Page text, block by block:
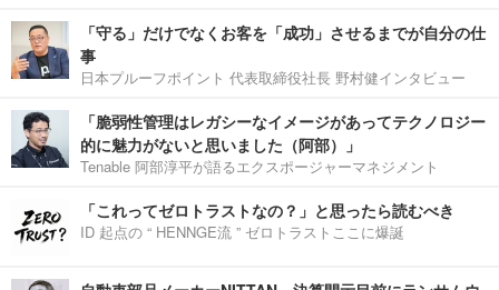
「守る」だけでなくお客を「成功」させるまでが自分の仕
事
日本プルーフポイント 代表取締役社長 野村健インタビュー
「脆弱性管理はレガシーなイメージがあってテクノロジー
的に魅力がないと思いました（阿部）」
Tenable 阿部淳平が語るエクスポージャーマネジメント
「これってゼロトラストなの？」と思ったら読むべき
ID 起点の “ HENNGE流 ” ゼロトラストここに爆誕